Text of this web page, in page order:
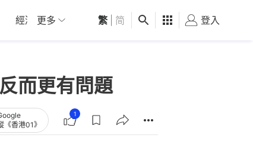
經濟 01深圳 觀點 健康 好食玩飛
更多 繁 简 登入
而更有問題
《香港01》
1